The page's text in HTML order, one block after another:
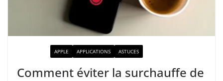
APPLE APPLICATIONS ASTUCES
Comment éviter la surchauffe de